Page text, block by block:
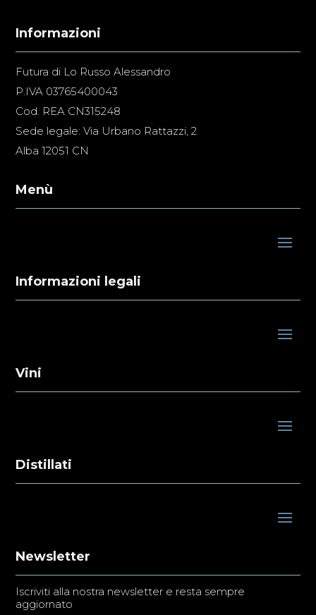
Informazioni
Futura di Lo Russo Alessandro
P.IVA 03765400043
Cod. REA CN315248
Sede legale: Via Urbano Rattazzi, 2
Alba 12051 CN
Menù
Informazioni legali
Vini
Distillati
Newsletter
Iscriviti alla nostra newsletter e resta sempre
aggiornato